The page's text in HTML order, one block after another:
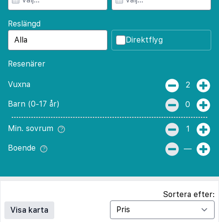
Reslängd
Direktflyg
Resenärer
Vuxna 2
Barn (0-17 år) 0
Min. sovrum 1
Boende —
Visa karta
Sortera efter: